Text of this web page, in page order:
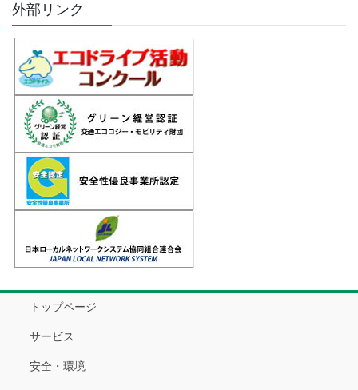
外部リンク
トップページ
サービス
安全・環境